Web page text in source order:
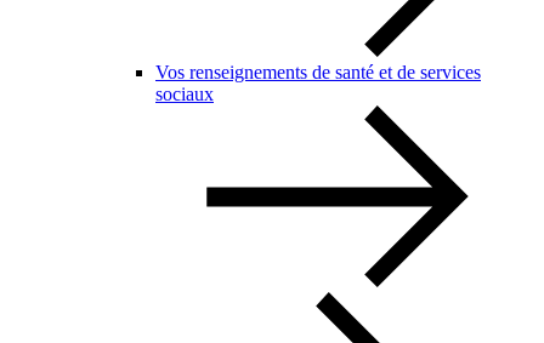
Vos renseignements de santé et de services
sociaux